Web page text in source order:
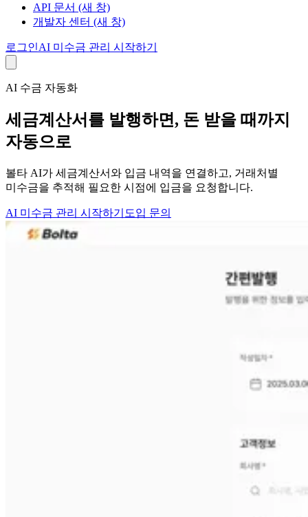
API 문서 (새 창)
개발자 센터 (새 창)
로그인AI 미수금 관리 시작하기
AI 수금 자동화
세금계산서를 발행하면, 돈 받을 때까지
자동으로
볼타 AI가 세금계산서와 입금 내역을 연결하고, 거래처별
미수금을 추적해 필요한 시점에 입금을 요청합니다.
AI 미수금 관리 시작하기 도입 문의